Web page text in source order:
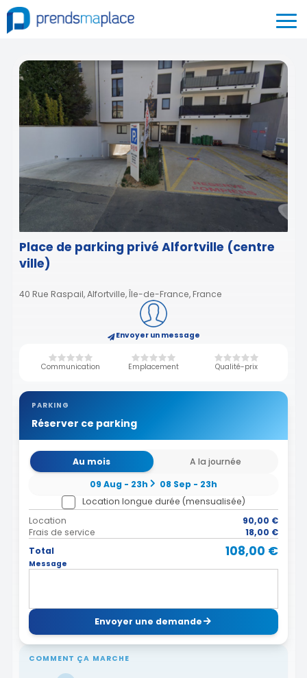
Place de parking privé Alfortville (centre
ville)
40 Rue Raspail, Alfortville, Île-de-France, France
Envoyer un message
Communication Emplacement Qualité-prix
PARKING
Réserver ce parking
Au mois
A la journée
09 Aug - 23h
08 Sep - 23h
Location longue durée (mensualisée)
Location
90,00 €
Frais de service
18,00 €
Total
108,00 €
Message
Envoyer une demande
COMMENT ÇA MARCHE